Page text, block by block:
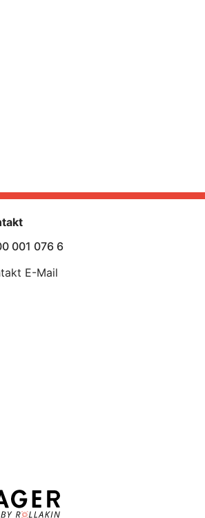
001 076 6
E-Mail